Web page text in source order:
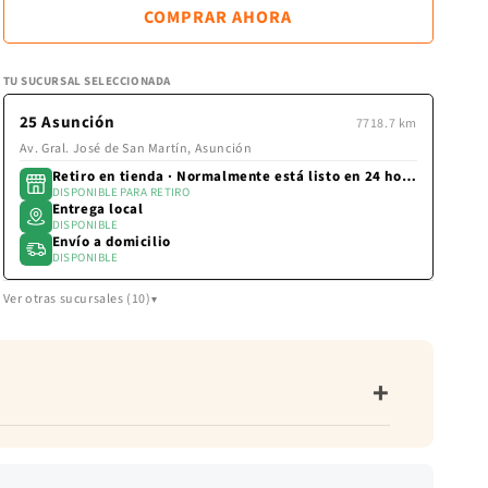
la
de
COMPRAR AHORA
TU SUCURSAL SELECCIONADA
25 Asunción
7718.7 km
Av. Gral. José de San Martín, Asunción
Retiro en tienda · Normalmente está listo en 24 horas
DISPONIBLE PARA RETIRO
Entrega local
DISPONIBLE
Envío a domicilio
DISPONIBLE
Ver otras sucursales (10)
+